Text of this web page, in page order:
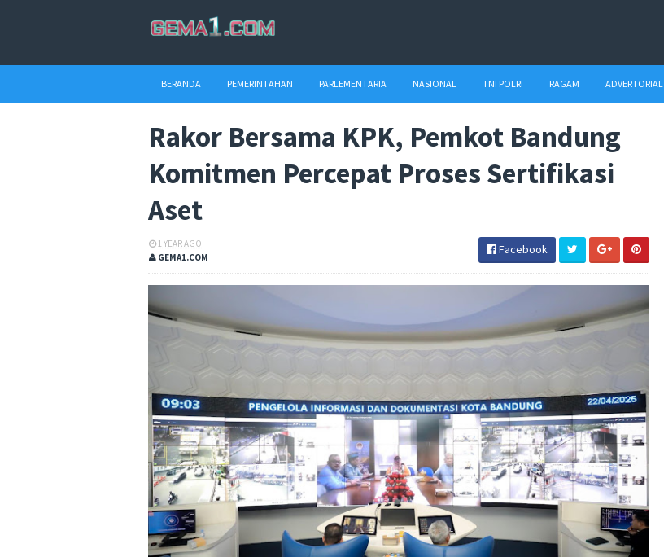
BERANDA PEMERINTAHAN PARLEMENTARIA NASIONAL TNI POLRI RAGAM ADVERTORIAL
Rakor Bersama KPK, Pemkot Bandung
Komitmen Percepat Proses Sertifikasi
Aset
1 YEAR AGO
GEMA1.COM
Facebook